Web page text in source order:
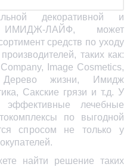
декоративной и
ИМИДЖ-ЛАЙФ, может
средств по уходу
таких как:
Image Cosmetics,
жизни, Имидж
Сакские грязи и т.д. У
лечебные
по выгодной
спросом не только у
найти решение таких